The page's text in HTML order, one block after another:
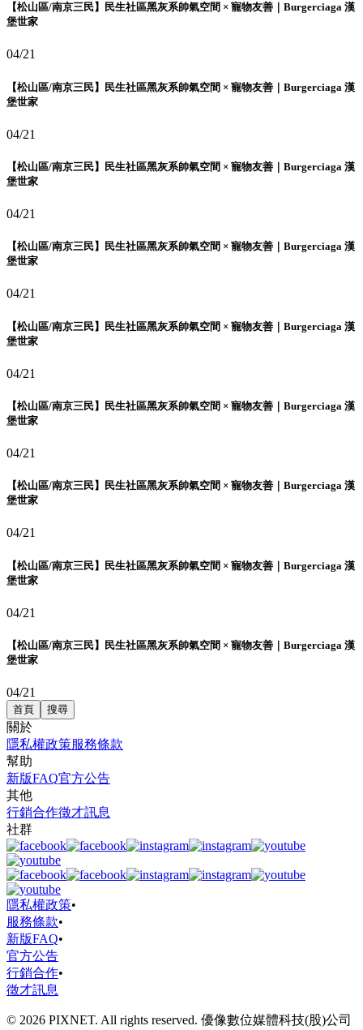
【松山區/南京三民】民生社區黑灰系帥氣空間 × 寵物友善｜Burgerciaga 漢
堡世家
04/21
【松山區/南京三民】民生社區黑灰系帥氣空間 × 寵物友善｜Burgerciaga 漢
堡世家
04/21
【松山區/南京三民】民生社區黑灰系帥氣空間 × 寵物友善｜Burgerciaga 漢
堡世家
04/21
【松山區/南京三民】民生社區黑灰系帥氣空間 × 寵物友善｜Burgerciaga 漢
堡世家
04/21
【松山區/南京三民】民生社區黑灰系帥氣空間 × 寵物友善｜Burgerciaga 漢
堡世家
04/21
【松山區/南京三民】民生社區黑灰系帥氣空間 × 寵物友善｜Burgerciaga 漢
堡世家
04/21
【松山區/南京三民】民生社區黑灰系帥氣空間 × 寵物友善｜Burgerciaga 漢
堡世家
04/21
【松山區/南京三民】民生社區黑灰系帥氣空間 × 寵物友善｜Burgerciaga 漢
堡世家
04/21
【松山區/南京三民】民生社區黑灰系帥氣空間 × 寵物友善｜Burgerciaga 漢
堡世家
04/21
首頁 搜尋
關於
隱私權政策服務條款
幫助
新版FAQ官方公告
其他
行銷合作徵才訊息
社群
隱私權政策•
服務條款•
新版FAQ•
官方公告
行銷合作•
徵才訊息
© 2026 PIXNET. All rights reserved. 優像數位媒體科技(股)公司